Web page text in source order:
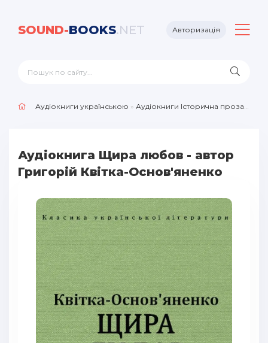
SOUND-BOOKS.NET Авторизація
Аудіокниги українською » Аудіокниги Історична проза»
Аудіокнига Щира любов - автор
Григорій Квітка-Основ'яненко